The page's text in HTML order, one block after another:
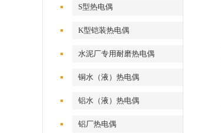
S型热电偶
K型铠装热电偶
水泥厂专用耐磨热电偶
铜水（液）热电偶
铝水（液）热电偶
铝厂热电偶